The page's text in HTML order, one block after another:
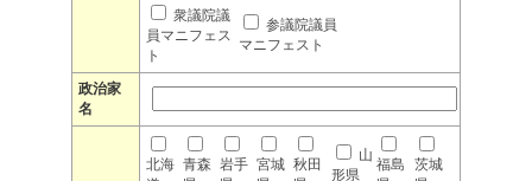
衆議院議
員マニフェス
ト
参議院議員
マニフェスト
政治家
名
北海 青森 岩手 宮城 秋田
山
形県
福島
茨城